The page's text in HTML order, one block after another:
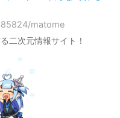
matome
二次元情報サイト！